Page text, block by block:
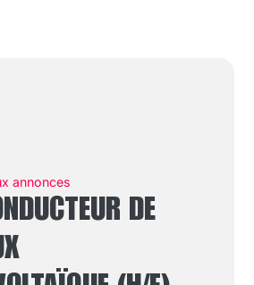
annonces
DE